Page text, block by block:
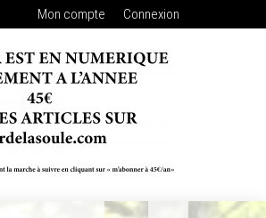
Mon compte Connexion